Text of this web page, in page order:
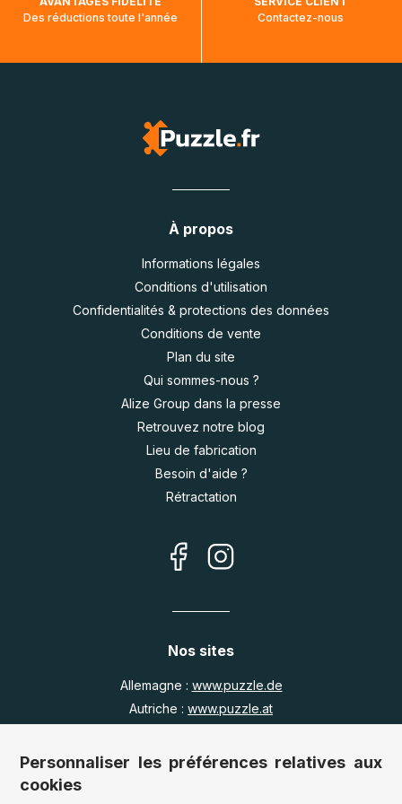
Des réductions toute l'année
Contactez-nous
À propos
Informations légales
Conditions d'utilisation
Confidentialités & protections des données
Conditions de vente
Plan du site
Qui sommes-nous ?
Alize Group dans la presse
Retrouvez notre blog
Lieu de fabrication
Besoin d'aide ?
Rétractation
Nos sites
Allemagne : www.puzzle.de
Autriche : www.puzzle.at
Royaume Uni :
www.jigsawpuzzle.co.uk
Personnaliser les préférences relatives aux
cookies